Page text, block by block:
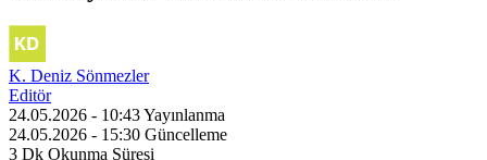
K. Deniz Sönmezler
Editör
24.05.2026 - 10:43Yayınlanma
24.05.2026 - 15:30 Güncelleme
3 Dk Okunma Süresi